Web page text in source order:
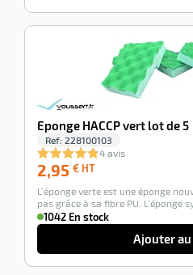
Eponge HACCP vert lot de 5
Ref: 228100103
4 avis
2,95 € HT
HT
L’éponge verte est une éponge
pas grâce à sa fibre PU. L’éponge
1042 En stock
Ajouter